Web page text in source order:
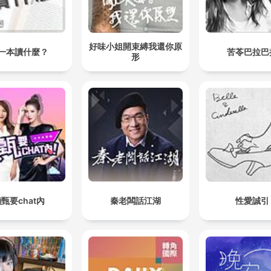
本讀什麼？
好味小姐開束縛我還你原
形
苦苓巴拉
要chat內 秦老闆話江湖 性愛誠引